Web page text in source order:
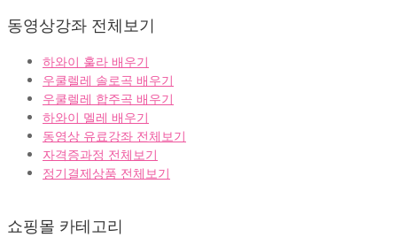
동영상강좌 전체보기
하와이 훌라 배우기
우쿨렐레 솔로곡 배우기
우쿨렐레 합주곡 배우기
하와이 멜레 배우기
동영상 유료강좌 전체보기
자격증과정 전체보기
정기결제상품 전체보기
쇼핑몰 카테고리